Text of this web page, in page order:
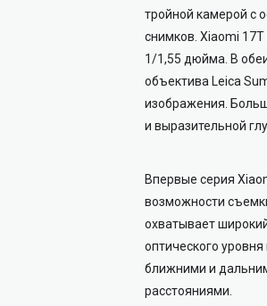
тройной камерой с
снимков. Xiaomi
1/1,55 дюйма. В
объектива Leica
изображения.
и выразительной
Впервые серия
возможности
охватывает
оптического
ближними и
расстояниями.